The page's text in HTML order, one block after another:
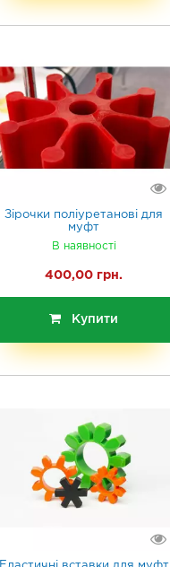
Зірочки поліуретанові для
муфт
В наявності
400,00 грн.
Купити